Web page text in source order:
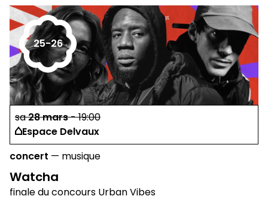
sa28mars-19:00
Espace Delvaux
concert — musique
Watcha
finale du concours Urban Vibes
25-26